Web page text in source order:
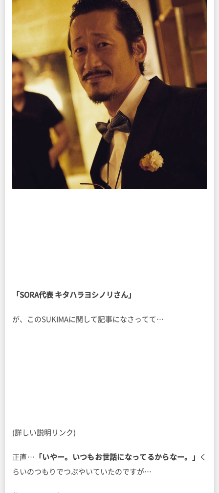
「SORA代表 キタハラヨシノリさん」
が、このSUKIMAに関して記事になさってて…
(詳しい説明リンク)
正直… 「いやー。いつもお世話になってるからなー。」
く
らいのつもりでつぶやいていたのですが…